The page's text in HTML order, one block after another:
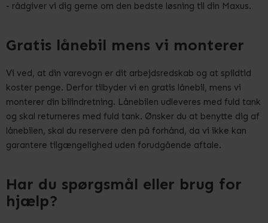
- rådgiver vi dig gerne om den bedste løsning til din Maxus.
Gratis lånebil mens vi monterer
Vi ved, at din varevogn er dit arbejdsredskab og at spildtid
koster penge. Derfor tilbyder vi en gratis lånebil, mens vi
monterer din bilindretning. Lånebilen udleveres med fuld tank
og skal returneres med fuld tank. Ønsker du at benytte dig af
lånebilen, skal du reservere den på forhånd, da vi ikke kan
garantere tilgængelighed uden forudgående aftale.
Har du spørgsmål eller brug for
hjælp?